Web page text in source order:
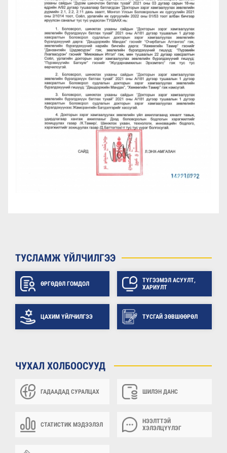
ТУСЛАМЖ ҮЙЛЧИЛГЭЭ
ӨРГӨДӨЛ ГОМДОЛ
ТҮГЭЭМЭЛ АСУУЛТ,
ХАРИУЛТ
ЦАХИМ ҮЙЛЧИЛГЭЭ ТУСГАЙ ЗӨВШӨӨРӨЛ
ЧУХАЛ ХОЛБООСУУД
ГАДААДАД СУРАЛЦАХ ШИЛЭН ДАНС
СТАТИСТИК МЭДЭЭЛЭЛ
НЭЭЛТТЭЙ
ХЭЛЭЛЦҮҮЛЭГ